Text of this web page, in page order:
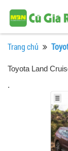
Trang chủ
Toyota Land
.